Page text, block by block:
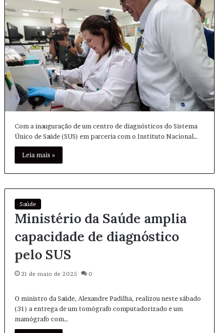
Com a inauguração de um centro de diagnósticos do Sistema
Único de Saúde (SUS) em parceria com o Instituto Nacional…
Leia mais »
Saúde
Ministério da Saúde amplia
capacidade de diagnóstico
pelo SUS
31 de maio de 2025 0
O ministro da Saúde, Alexandre Padilha, realizou neste sábado
(31) a entrega de um tomógrafo computadorizado e um
mamógrafo com…